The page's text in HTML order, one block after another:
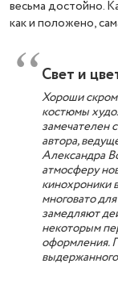
весьма достойно.
как и положено,
Свет и
Хороши
костюмы
замечателен
автора,
Александра
атмосферу
кинохроники
многовато
замедляют
некоторым
оформления.